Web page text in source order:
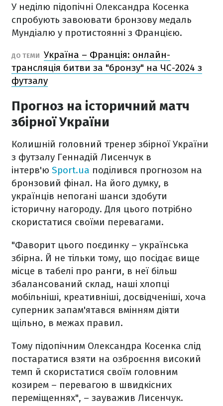
У неділю підопічні Олександра Косенка
спробують завоювати бронзову медаль
Мундіалю у протистоянні з Францією.
ДО ТЕМИ Україна – Франція: онлайн-
трансляція битви за "бронзу" на ЧС-2024 з
футзалу
Прогноз на історичний матч
збірної України
Колишній головний тренер збірної України
з футзалу Геннадій Лисенчук в
інтерв'ю Sport.ua поділився прогнозом на
бронзовий фінал. На його думку, в
українців непогані шанси здобути
історичну нагороду. Для цього потрібно
скористатися своїми перевагами.
"Фаворит цього поєдинку – українська
збірна. Й не тільки тому, що посідає вище
місце в табелі про ранги, в неї більш
збалансований склад, наші хлопці
мобільніші, креативніші, досвідченіші, хоча
суперник запам'ятався вмінням діяти
щільно, в межах правил.
Тому підопічним Олександра Косенка слід
постаратися взяти на озброєння високий
темп й скористатися своїм головним
козирем – перевагою в швидкісних
переміщеннях", – зауважив Лисенчук.